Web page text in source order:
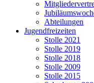
Abteilungen
Jugendfreizeiten
Stolle 2021
Stolle 2019
Stolle 2018
Stolle 2009
Stolle 2015